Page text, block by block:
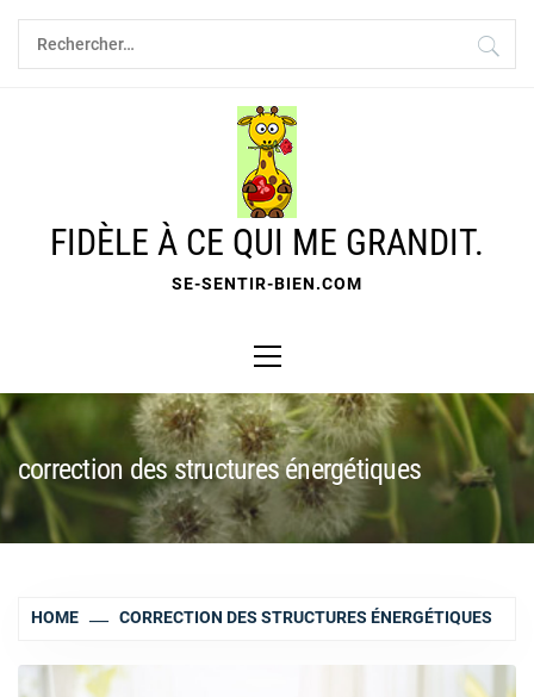
Skip
content
Rechercher :
FIDÈLE À CE QUI ME GRANDIT.
SE-SENTIR-BIEN.COM
Menu
correction des structures énergétiques
HOME CORRECTION DES STRUCTURES ÉNERGÉTIQUES